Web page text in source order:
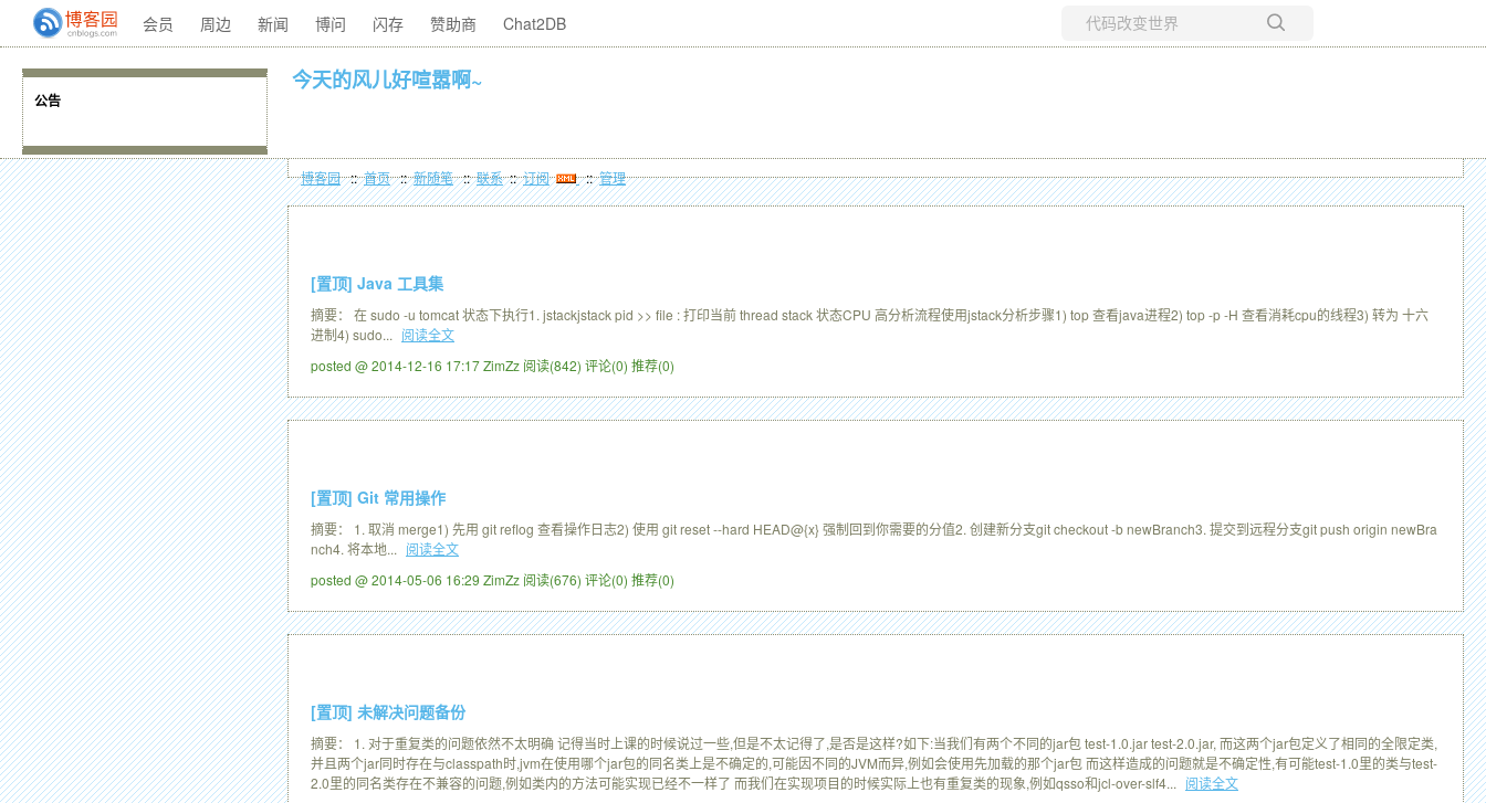
会员 周边 新闻 博问 闪存 赞助商 Chat2DB
今天的风儿好喧嚣啊~
博客园::首页::新随笔::联系::订阅 ::管理
公告
[置顶] Java 工具集
摘要： 在 sudo -u tomcat 状态下执行1. jstackjstack pid >> file : 打印当前 thread stack 状态CPU 高分析流程使用jstack分析步骤1) top 查看java进程2) top -p -H 查看消耗cpu的线程3) 转为 十六
进制4) sudo... 阅读全文
posted @ 2014-12-16 17:17 ZimZz 阅读(842) 评论(0) 推荐(0)
[置顶] Git 常用操作
摘要： 1. 取消 merge1) 先用 git reflog 查看操作日志2) 使用 git reset --hard HEAD@{x} 强制回到你需要的分值2. 创建新分支git checkout -b newBranch3. 提交到远程分支git push origin newBra
nch4. 将本地... 阅读全文
posted @ 2014-05-06 16:29 ZimZz 阅读(676) 评论(0) 推荐(0)
[置顶] 未解决问题备份
摘要： 1. 对于重复类的问题依然不太明确 记得当时上课的时候说过一些,但是不太记得了,是否是这样?如下:当我们有两个不同的jar包 test-1.0.jar test-2.0.jar, 而这两个jar包定义了相同的全限定类,
并且两个jar同时存在与classpath时,jvm在使用哪个jar包的同名类上是不确定的,可能因不同的JVM而异,例如会使用先加载的那个jar包 而这样造成的问题就是不确定性,有可能test-1.0里的类与test-
2.0里的同名类存在不兼容的问题,例如类内的方法可能实现已经不一样了 而我们在实现项目的时候实际上也有重复类的现象,例如qsso和jcl-over-slf4... 阅读全文